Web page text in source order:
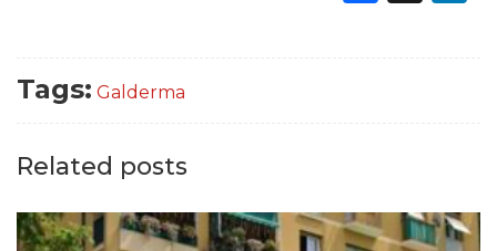
Tags: Galderma
Related posts